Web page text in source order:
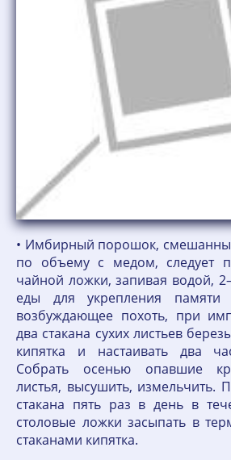
• Имбирный порошок,
по объему с медом, следует
чайной ложки, запивая водой,
еды для укрепления памяти
возбуждающее похоть, при
два стакана сухих листьев
кипятка и настаивать два
Собрать осенью опавшие
листья, высушить, измельчить.
стакана пять раз в день в
столовые ложки засыпать в
стаканами кипятка.